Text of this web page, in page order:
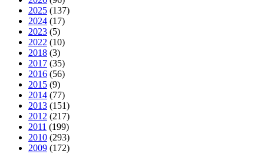
2025 (137)
2024 (17)
2023 (5)
2022 (10)
2018 (3)
2017 (35)
2016 (56)
2015 (9)
2014 (77)
2013 (151)
2012 (217)
2011 (199)
2010 (293)
2009 (172)